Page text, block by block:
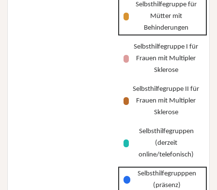
Selbsthilfegruppe für
Mütter mit
Behinderungen
Selbsthilfegruppe I für
Frauen mit Multipler
Sklerose
Selbsthilfegruppe II für
Frauen mit Multipler
Sklerose
Selbsthilfegruppen
(derzeit
online/telefonisch)
Selbsthilfegrupppen
(präsenz)